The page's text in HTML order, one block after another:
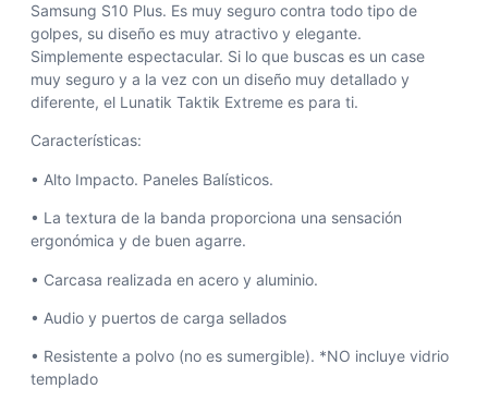
Samsung S10 Plus. Es muy seguro contra todo tipo de
golpes, su diseño es muy atractivo y elegante.
Simplemente espectacular. Si lo que buscas es un case
muy seguro y a la vez con un diseño muy detallado y
diferente, el Lunatik Taktik Extreme es para ti.
Características:
• Alto Impacto. Paneles Balísticos.
• La textura de la banda proporciona una sensación
ergonómica y de buen agarre.
• Carcasa realizada en acero y aluminio.
• Audio y puertos de carga sellados
• Resistente a polvo (no es sumergible). *NO incluye vidrio
templado